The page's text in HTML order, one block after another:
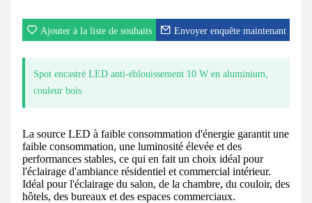
Ajouter à la liste de souhaits Envoyer enquête maintenant
Spot encastré LED anti-éblouissement 10 W en aluminium,
couleur bois
La source LED à faible consommation d'énergie garantit une
faible consommation, une luminosité élevée et des
performances stables, ce qui en fait un choix idéal pour
l'éclairage d'ambiance résidentiel et commercial intérieur.
Idéal pour l'éclairage du salon, de la chambre, du couloir, des
hôtels, des bureaux et des espaces commerciaux.